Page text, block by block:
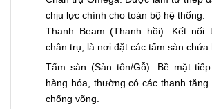
chịu lực chính cho toàn bộ hệ thống.
Thanh Beam (Thanh hồi): Kết nối
chân trụ, là nơi đặt các tấm sàn chứa
Tấm sàn (Sàn tôn/Gỗ): Bề mặt
hàng hóa, thường có các thanh
chống võng.